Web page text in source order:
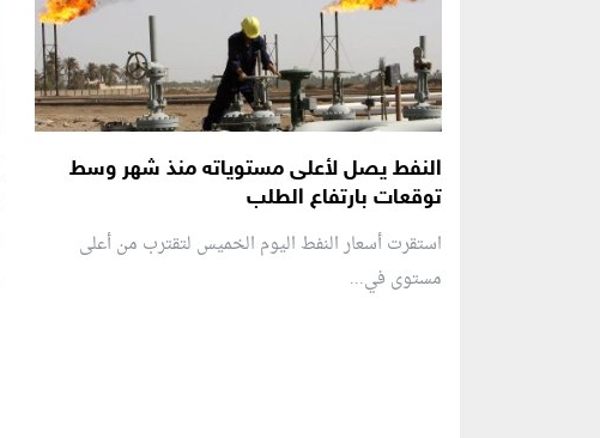
النفط يصل لأعلى مستوياته منذ شهر وسط
توقعات بارتفاع الطلب
استقرت أسعار النفط اليوم الخميس لتقترب من أعلى
مستوى في...